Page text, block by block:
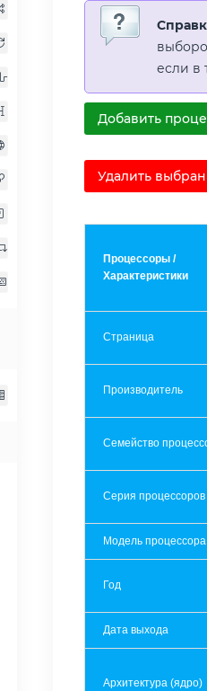
если в
Добавить
Удалить
Процессоры /
Характеристики
Страница
Производитель
Семейство
Серия процессоров
Модель процессора
Год
Дата выхода
Архитектура (ядро)